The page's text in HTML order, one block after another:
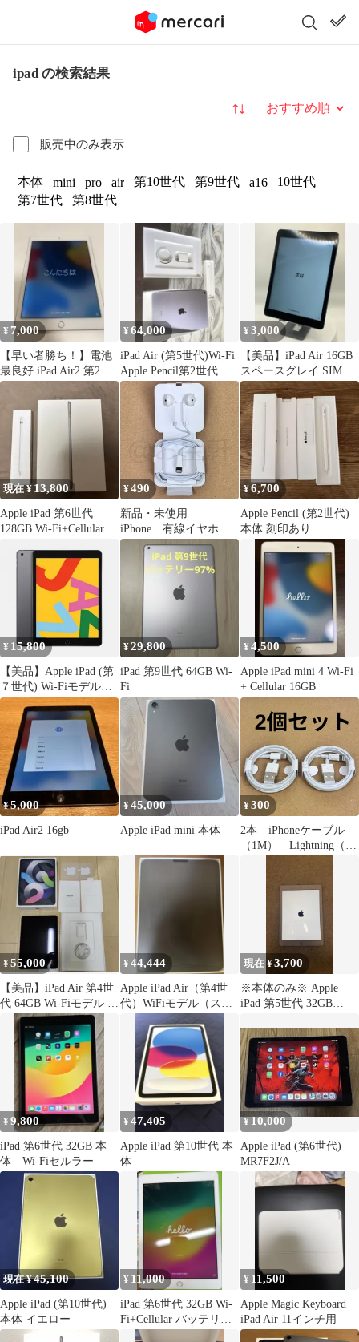
ipad の検索結果
販売中のみ表示
並び替え
本体 mini pro air 第10世代 第9世代 a16
10世代
第7世代
第8世代
¥ 7,000
【早い者勝ち！】電池
最良好 iPad Air2 第2世
代 32GB au
¥64,000
iPad Air (第5世代)Wi-Fi
Apple Pencil第2世代セ
ット
¥3,000
【美品】iPad Air 16GB
スペースグレイ SIMフ
リー /458080
現在 ¥ 13,800
Apple iPad 第6世代
128GB Wi-Fi+Cellular
¥490
新品・未使用
iPhone 有線イヤホ
ン 重低音 クリア通
話 Bluetooth 不要
Lightning ライトニン
グ マイク付き イヤ
量調整 iPhone/ iPad/
MacBook 対応 メンズ
レディース （純正品
質）
¥6,700
Apple Pencil (第2世代)
本体 刻印あり
¥ 15,800
【美品】Apple iPad (第
７世代) Wi-Fiモデル
32GB スペースグレー
10.2インチ バッテリー
80%以上
¥29,800
iPad 第9世代 64GB Wi-
Fi￼
¥4,500
Apple iPad mini 4 Wi-Fi
+ Cellular 16GB
¥5,000
iPad Air2 16gb
¥45,000
Apple iPad mini 本体
¥300
2本 iPhoneケーブル
（1M） Lightning（ラ
帯 充電器 データ同
期 ライトニングケー
ブル USB アイフォ
ン iPhone/ iPad/
AirPods Pro対応（純正
品質）
¥55,000
​【美品】iPad Air 第4世
代 64GB Wi-Fiモデル ス
ペースグレイ
¥44,444
Apple iPad Air（第4世
代）WiFiモデル（スペ
ースグレイ）
現在 ¥3,700
※本体のみ※ Apple
iPad 第5世代 32GB
¥9,800
iPad 第6世代 32GB 本
体 Wi-Fiセルラー
¥47,405
Apple iPad 第10世代 本
体
¥10,000
Apple iPad (第6世代)
MR7F2J/A
現在 ¥45,100
Apple iPad (第10世代)
本体 イエロー
¥ 11,000
iPad 第6世代 32GB Wi-
Fi+Cellular バッテリー
97%
¥ 11,500
Apple Magic Keyboard
iPad Air 11インチ用